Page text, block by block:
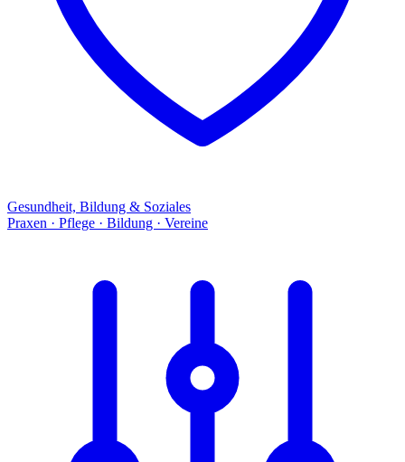
Gesundheit, Bildung & Soziales
Praxen · Pflege · Bildung · Vereine